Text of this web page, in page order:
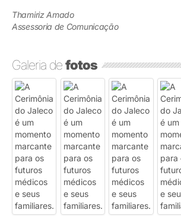
Thamiriz Amado
Assessoria de Comunicação
Galeria defotos